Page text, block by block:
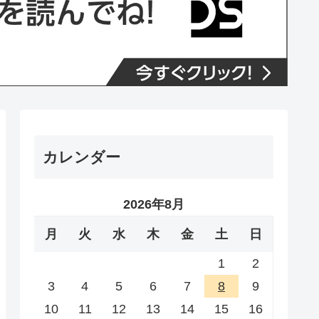
カレンダー
2026年8月
月 火 水 木 金 土 日
1
2
3
4 5 6 7 8
9
10
11 12 13 14 15 16